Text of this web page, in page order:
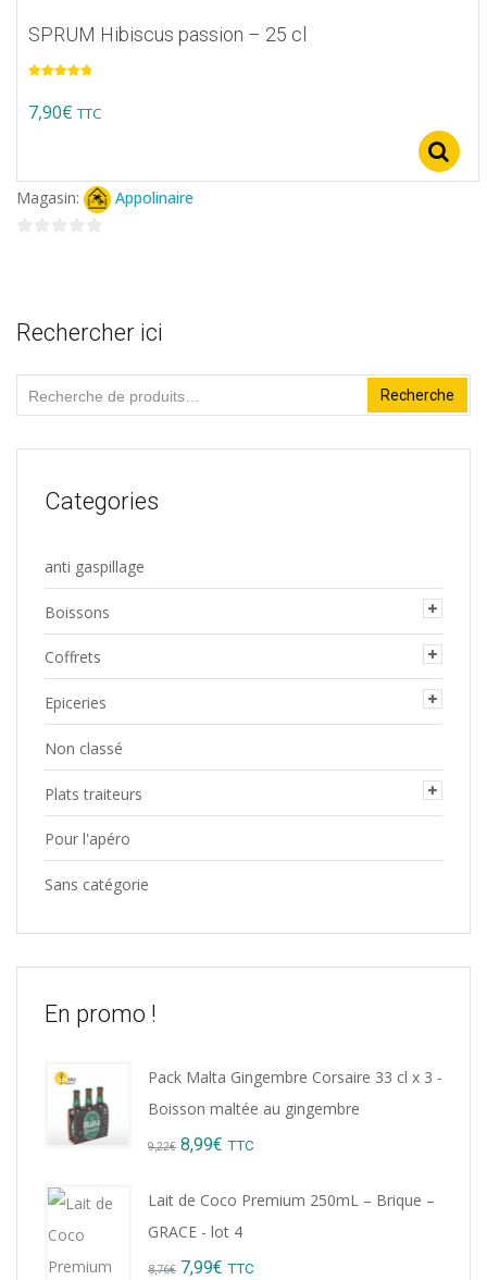
SPRUM Hibiscus passion – 25 cl
7,90€ TTC
Magasin: Appolinaire
Rechercher ici
Recherche
pour :
Recherche
Categories
anti gaspillage
Boissons
Coffrets
Epiceries
Non classé
Plats traiteurs
Pour l'apéro
Sans catégorie
En promo !
Pack Malta Gingembre Corsaire 33 cl x 3 -
Boisson maltée au gingembre
9,22€ Original
8,99€ Current
TTC
Lait de Coco Premium 250mL – Brique –
GRACE - lot 4
8,76€ Original
7,99€ Current
TTC